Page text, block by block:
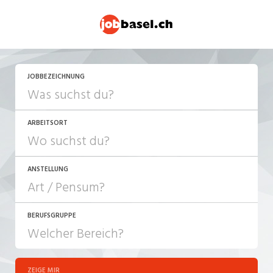
JOBBEZEICHNUNG
ARBEITSORT
ANSTELLUNG
JOB-TYP
Festanstellung
BERUFSGRUPPE
ZEIGE MIR